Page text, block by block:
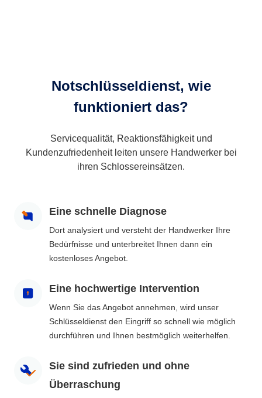
Notschlüsseldienst, wie
funktioniert das?
Servicequalität, Reaktionsfähigkeit und
Kundenzufriedenheit leiten unsere Handwerker bei
ihren Schlossereinsätzen.
Eine schnelle Diagnose
Dort analysiert und versteht der Handwerker Ihre
Bedürfnisse und unterbreitet Ihnen dann ein
kostenloses Angebot.
Eine hochwertige Intervention
Wenn Sie das Angebot annehmen, wird unser
Schlüsseldienst den Eingriff so schnell wie möglich
durchführen und Ihnen bestmöglich weiterhelfen.
Sie sind zufrieden und ohne
Überraschung